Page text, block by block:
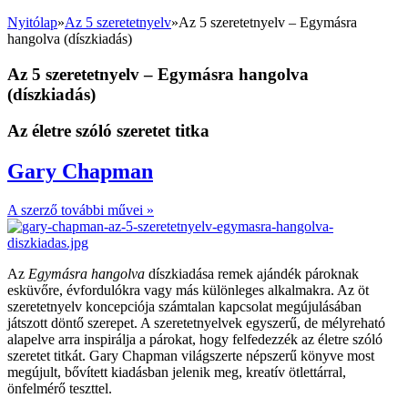
Nyitólap»Az 5 szeretetnyelv»Az 5 szeretetnyelv – Egymásra
hangolva (díszkiadás)
Az 5 szeretetnyelv – Egymásra hangolva
(díszkiadás)
Az életre szóló szeretet titka
Gary Chapman
A szerző további művei »
Az Egymásra hangolva díszkiadása remek ajándék pároknak
esküvőre, évfordulókra vagy más különleges alkalmakra. Az öt
szeretetnyelv koncepciója számtalan kapcsolat megújulásában
játszott döntő szerepet. A szeretetnyelvek egyszerű, de mélyreható
alapelve arra inspirálja a párokat, hogy felfedezzék az életre szóló
szeretet titkát. Gary Chapman világszerte népszerű könyve most
megújult, bővített kiadásban jelenik meg, kreatív ötlettárral,
önfelmérő teszttel.